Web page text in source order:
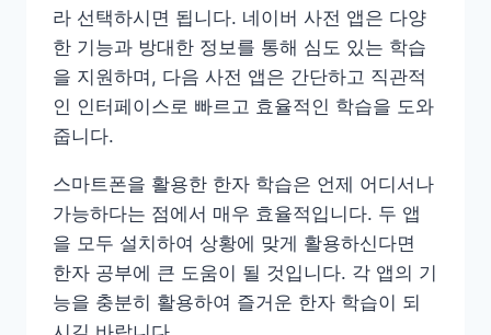
라 선택하시면 됩니다. 네이버 사전 앱은 다양
한 기능과 방대한 정보를 통해 심도 있는 학습
을 지원하며, 다음 사전 앱은 간단하고 직관적
인 인터페이스로 빠르고 효율적인 학습을 도와
줍니다.
스마트폰을 활용한 한자 학습은 언제 어디서나
가능하다는 점에서 매우 효율적입니다. 두 앱
을 모두 설치하여 상황에 맞게 활용하신다면
한자 공부에 큰 도움이 될 것입니다. 각 앱의 기
능을 충분히 활용하여 즐거운 한자 학습이 되